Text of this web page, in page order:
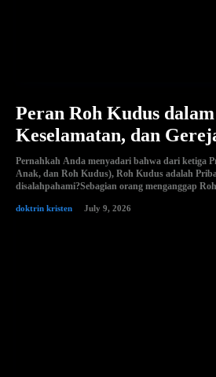
Peran Roh Kudus
Keselamatan, dan
Pernahkah Anda menyadari bahwa dari ketiga
Anak, dan Roh Kudus), Roh Kudus adalah
disalahpahami?Sebagian orang menganggap
doktrin kristen July 9, 2026